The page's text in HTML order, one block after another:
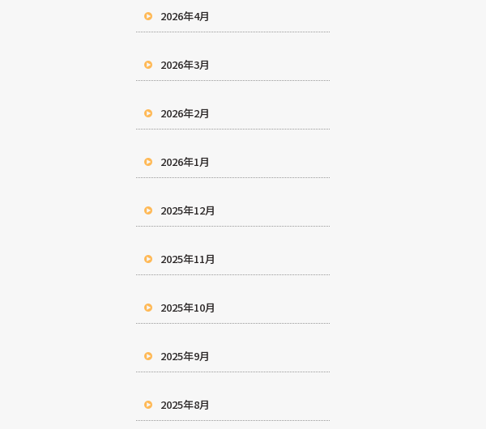
2026年4月
2026年3月
2026年2月
2026年1月
2025年12月
2025年11月
2025年10月
2025年9月
2025年8月